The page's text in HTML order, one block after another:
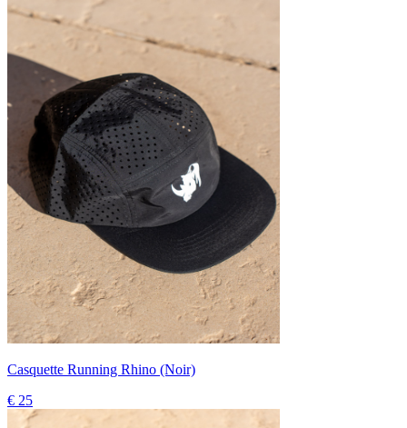
Casquette Running Rhino (Noir)
€ 25